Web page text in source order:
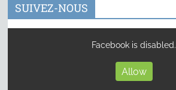
SUIVEZ-NOUS
Facebook is disabled.
Allow